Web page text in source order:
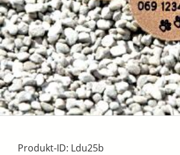
Produkt-ID: Ldu25b